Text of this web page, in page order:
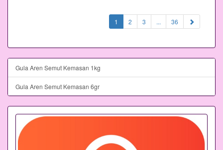
1 (current)
2 3 ... 36
Gula Aren Semut Kemasan 1kg
Gula Aren Semut Kemasan 6gr